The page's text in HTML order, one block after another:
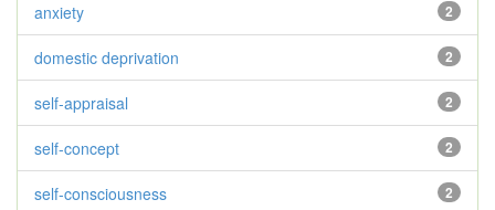
2
anxiety
2
domestic deprivation
2
self-appraisal
2
self-concept
2
self-consciousness